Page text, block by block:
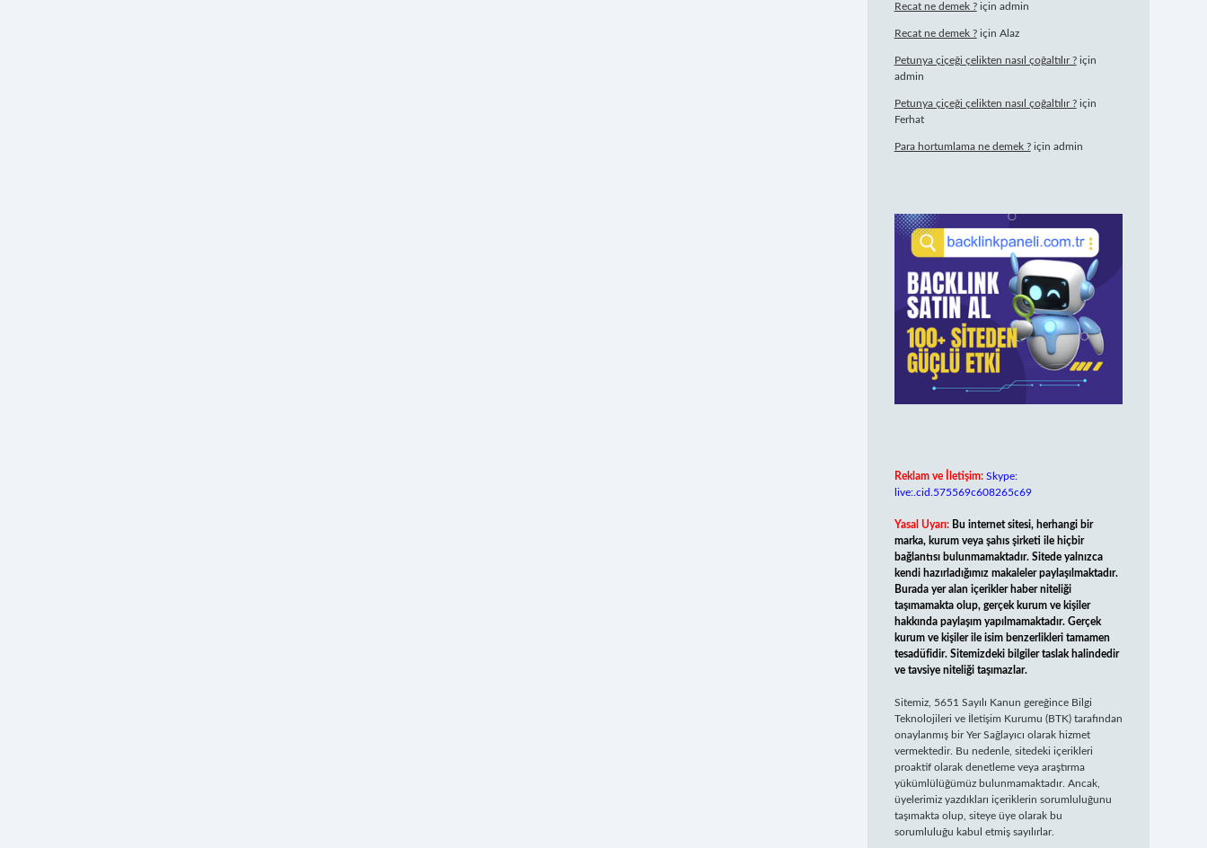
Recat ne demek ?için admin
Recat ne demek ?için Alaz
Petunya çiçeği çelikten nasıl çoğaltılır ?için
admin
Petunya çiçeği çelikten nasıl çoğaltılır ?için
Ferhat
Para hortumlama ne demek ?için admin
Reklam ve İletişim: Skype:
live:.cid.575569c608265c69
Yasal Uyarı: Bu internet sitesi, herhangi bir
marka, kurum veya şahıs şirketi ile hiçbir
bağlantısı bulunmamaktadır. Sitede yalnızca
kendi hazırladığımız makaleler paylaşılmaktadır.
Burada yer alan içerikler haber niteliği
taşımamakta olup, gerçek kurum ve kişiler
hakkında paylaşım yapılmamaktadır. Gerçek
kurum ve kişiler ile isim benzerlikleri tamamen
tesadüfidir. Sitemizdeki bilgiler taslak halindedir
ve tavsiye niteliği taşımazlar.
Sitemiz, 5651 Sayılı Kanun gereğince Bilgi
Teknolojileri ve İletişim Kurumu (BTK) tarafından
onaylanmış bir Yer Sağlayıcı olarak hizmet
vermektedir. Bu nedenle, sitedeki içerikleri
proaktif olarak denetleme veya araştırma
yükümlülüğümüz bulunmamaktadır. Ancak,
üyelerimiz yazdıkları içeriklerin sorumluluğunu
taşımakta olup, siteye üye olarak bu
sorumluluğu kabul etmiş sayılırlar.